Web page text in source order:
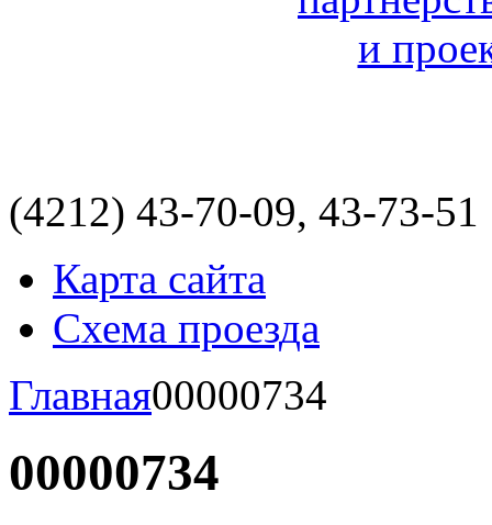
(4212) 43-70-09, 43-73-51
Карта сайта
Схема проезда
Главная00000734
00000734